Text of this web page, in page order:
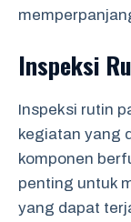
Inspeksi
Inspeksi rutin
kegiatan yang
komponen
penting untuk
yang dapat